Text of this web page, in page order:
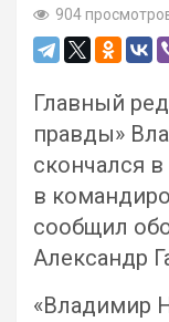
904
Главный
правды»
скончался в
в
сообщил
Александр
«Владимир